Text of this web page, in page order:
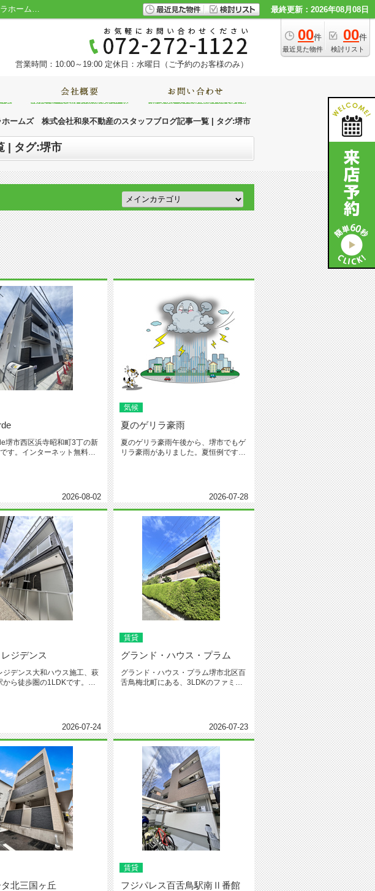
スタッフブログ記事一覧ページ | タグ:堺市｜堺市の一人暮らし・ファミリー向け賃貸｜パキラホームズ 株式会社和泉不動産 最終更新：2026年08月08日
00件
最近見た物件
00件
検討リスト
営業時間：10:00～19:00 定休日：水曜日（ご予約のお客様のみ）
ホームズ 株式会社和泉不動産のスタッフブログ記事一覧 | タグ:堺市
| タグ:堺市
堺市西区浜寺昭和町3丁の新
す。インターネット無料、
2026-08-02
気候
夏のゲリラ豪雨
夏のゲリラ豪雨午後から、堺市でもゲ
リラ豪雨がありました。夏恒例です
2026-07-28
ジデンス
ジデンス大和ハウス施工、萩
から徒歩圏の1LDKです。広
2026-07-24
賃貸
グランド・ハウス・プラム
グランド・ハウス・プラム堺市北区百
舌鳥梅北町にある、3LDKのファミリ
2026-07-23
北三国ヶ丘
賃貸
フジパレス百舌鳥駅南Ⅱ番館